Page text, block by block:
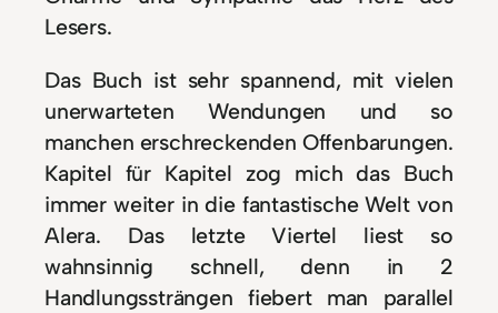
Lesers.
Das Buch ist sehr spannend, mit vielen
unerwarteten Wendungen und so
manchen erschreckenden Offenbarungen.
Kapitel für Kapitel zog mich das Buch
immer weiter in die fantastische Welt von
Alera. Das letzte Viertel liest so
wahnsinnig schnell, denn in 2
Handlungssträngen fiebert man parallel